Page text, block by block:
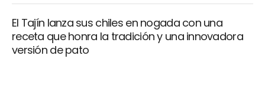
El Tajín lanza sus chiles en nogada con una
receta que honra la tradición y una innovadora
versión de pato